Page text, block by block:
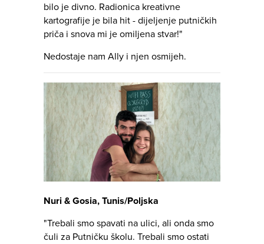
bilo je divno. Radionica kreativne
kartografije je bila hit - dijeljenje putničkih
priča i snova mi je omiljena stvar!"
Nedostaje nam Ally i njen osmijeh.
Nuri & Gosia, Tunis/Poljska
"Trebali smo spavati na ulici, ali onda smo
čuli za Putničku školu. Trebali smo ostati